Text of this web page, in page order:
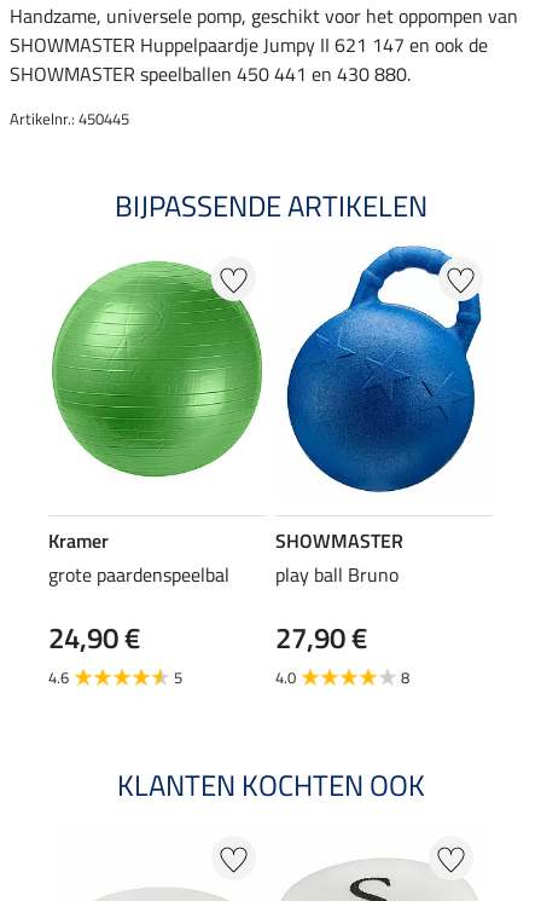
Handzame, universele pomp, geschikt voor het oppompen van
SHOWMASTER Huppelpaardje Jumpy II 621 147 en ook de
SHOWMASTER speelballen 450 441 en 430 880.
Artikelnr.: 450445
BIJPASSENDE ARTIKELEN
Kramer
grote paardenspeelbal
24,90 €
4.6 5
SHOWMASTER
play ball Bruno
27,90 €
4.0 8
KLANTEN KOCHTEN OOK